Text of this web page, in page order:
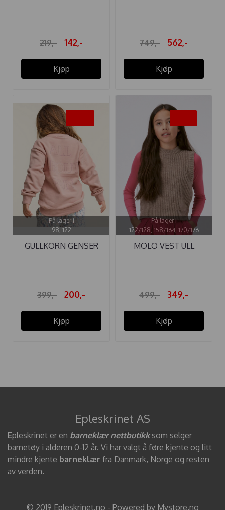
219,- 142,-
Kjøp
749,- 562,-
Kjøp
På lager i
98, 122
GULLKORN GENSER
399,- 200,-
Kjøp
På lager i
122/128, 158/164, 170/176
MOLO VEST ULL
499,- 349,-
Kjøp
Epleskrinet AS
Epleskrinet er en barneklær nettbutikksom selger
barnetøy i alderen 0-12 år. Vi har valgt å føre kjente og litt
mindre kjente barneklær fra Danmark, Norge og resten
av verden.
© 2019 Epleskrinet.no - Powered by Mystore.no